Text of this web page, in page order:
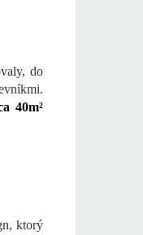
do
40m²
ktorý